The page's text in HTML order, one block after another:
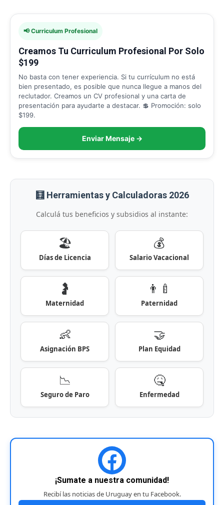
📢 Curriculum Profesional
Creamos Tu Curriculum Profesional Por Solo
$199
No basta con tener experiencia. Si tu currículum no está
bien presentado, es posible que nunca llegue a manos del
reclutador. Creamos un CV profesional y una carta de
presentación para ayudarte a destacar. 💲 Promoción: solo
$199.
Enviar Mensaje →
🧮 Herramientas y Calculadoras 2026
Calculá tus beneficios y subsidios al instante:
🏖️
Días de Licencia
💰
Salario Vacacional
🤰
Maternidad
👨‍🍼
Paternidad
👶
Asignación BPS
🤝
Plan Equidad
📉
Seguro de Paro
🤒
Enfermedad
¡Sumate a nuestra comunidad!
Recibí las noticias de Uruguay en tu Facebook.